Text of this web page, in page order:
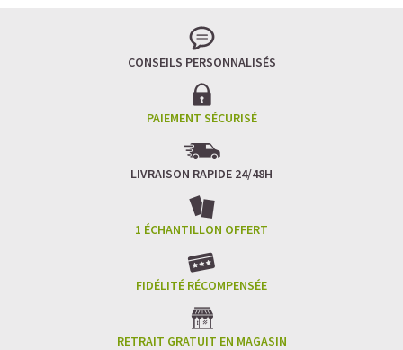
CONSEILS PERSONNALISÉS
PAIEMENT SÉCURISÉ
LIVRAISON RAPIDE 24/48H
1 ÉCHANTILLON OFFERT
FIDÉLITÉ RÉCOMPENSÉE
RETRAIT GRATUIT EN MAGASIN